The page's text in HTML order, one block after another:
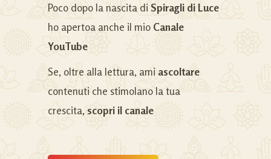
Poco dopo la nascita di Spiragli di Luce
ho apertoa anche il mio Canale
YouTube
Se, oltre alla lettura, amiascoltare
contenuti che stimolano la tua
crescita, scopri il canale